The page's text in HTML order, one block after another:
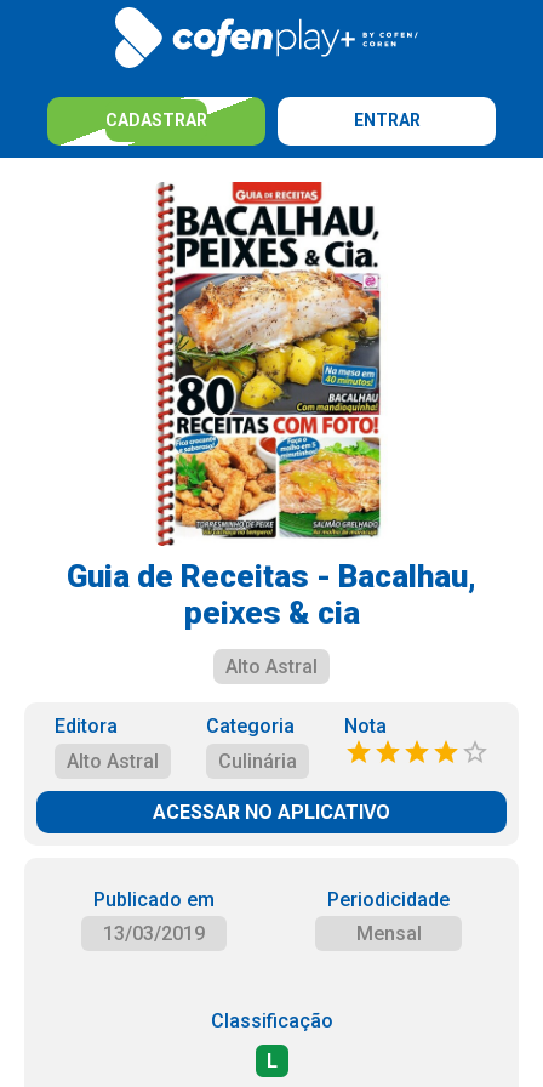
CADASTRAR ENTRAR
Guia de Receitas - Bacalhau,
peixes & cia
Alto Astral
Editora
Alto Astral
Categoria
Culinária
Nota
ACESSAR NO APLICATIVO
Publicado em
13/03/2019
Periodicidade
Mensal
Classificação
L